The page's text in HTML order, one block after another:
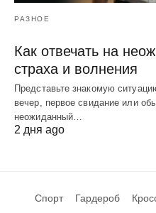
РАЗНОЕ
Как отвечать на
страха и волнения
Представьте знакомую
вечер, первое свидание или
неожиданный…
2 дня ago
Спорт Гардероб